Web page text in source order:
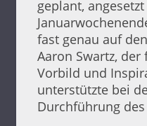
geplant,
fast genau auf
Aaron Swartz,
Vorbild und
unterstützte bei
Durchführung